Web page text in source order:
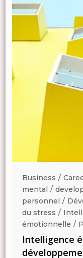
Business
mental
personnel
du stress
émotionnelle
Intelligence